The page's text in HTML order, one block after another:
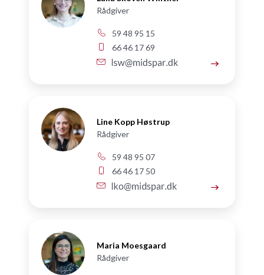
Rådgiver
59 48 95 15
66 46 17 69
Line Kopp Høstrup
Rådgiver
59 48 95 07
66 46 17 50
Maria Moesgaard
Rådgiver